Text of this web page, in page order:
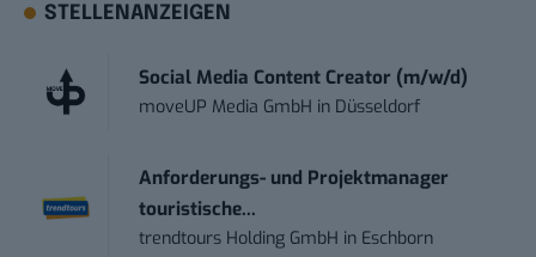
STELLENANZEIGEN
Social Media Content Creator (m/w/d)
moveUP Media GmbH in Düsseldorf
Anforderungs- und Projektmanager
touristische...
trendtours Holding GmbH in Eschborn